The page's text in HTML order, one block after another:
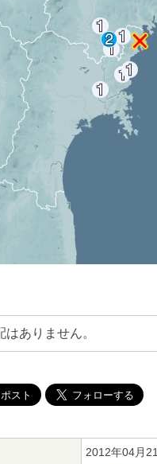
ありません。
2012年04月